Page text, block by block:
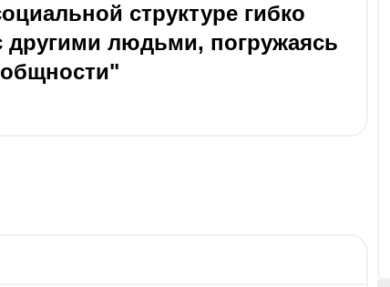
структуре гибко
другими людьми, погружаясь